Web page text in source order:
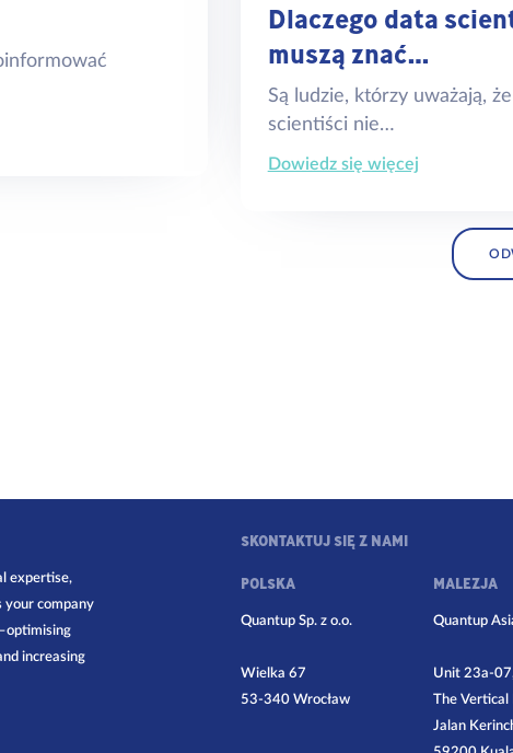
Dlaczego data
muszą znać…
Są ludzie, którzy uważają,
scientiści nie…
Dowiedz się więcej
expertise,
your company
increasing
SKONTAKTUJ SIĘ Z NAMI
POLSKA
Quantup Sp. z o.o.
Wielka 67
53-340 Wrocław
MALEZJA
Quantup
Unit 23a-
The Vertical
Jalan